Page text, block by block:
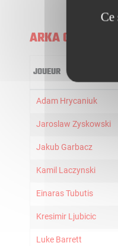
ARKA GDYNIA
JOUEUR
Adam Hrycaniuk
Jaroslaw Zyskowski
Jakub Garbacz
Kamil Laczynski
Einaras Tubutis
Kresimir Ljubicic
Luke Barrett
Ce